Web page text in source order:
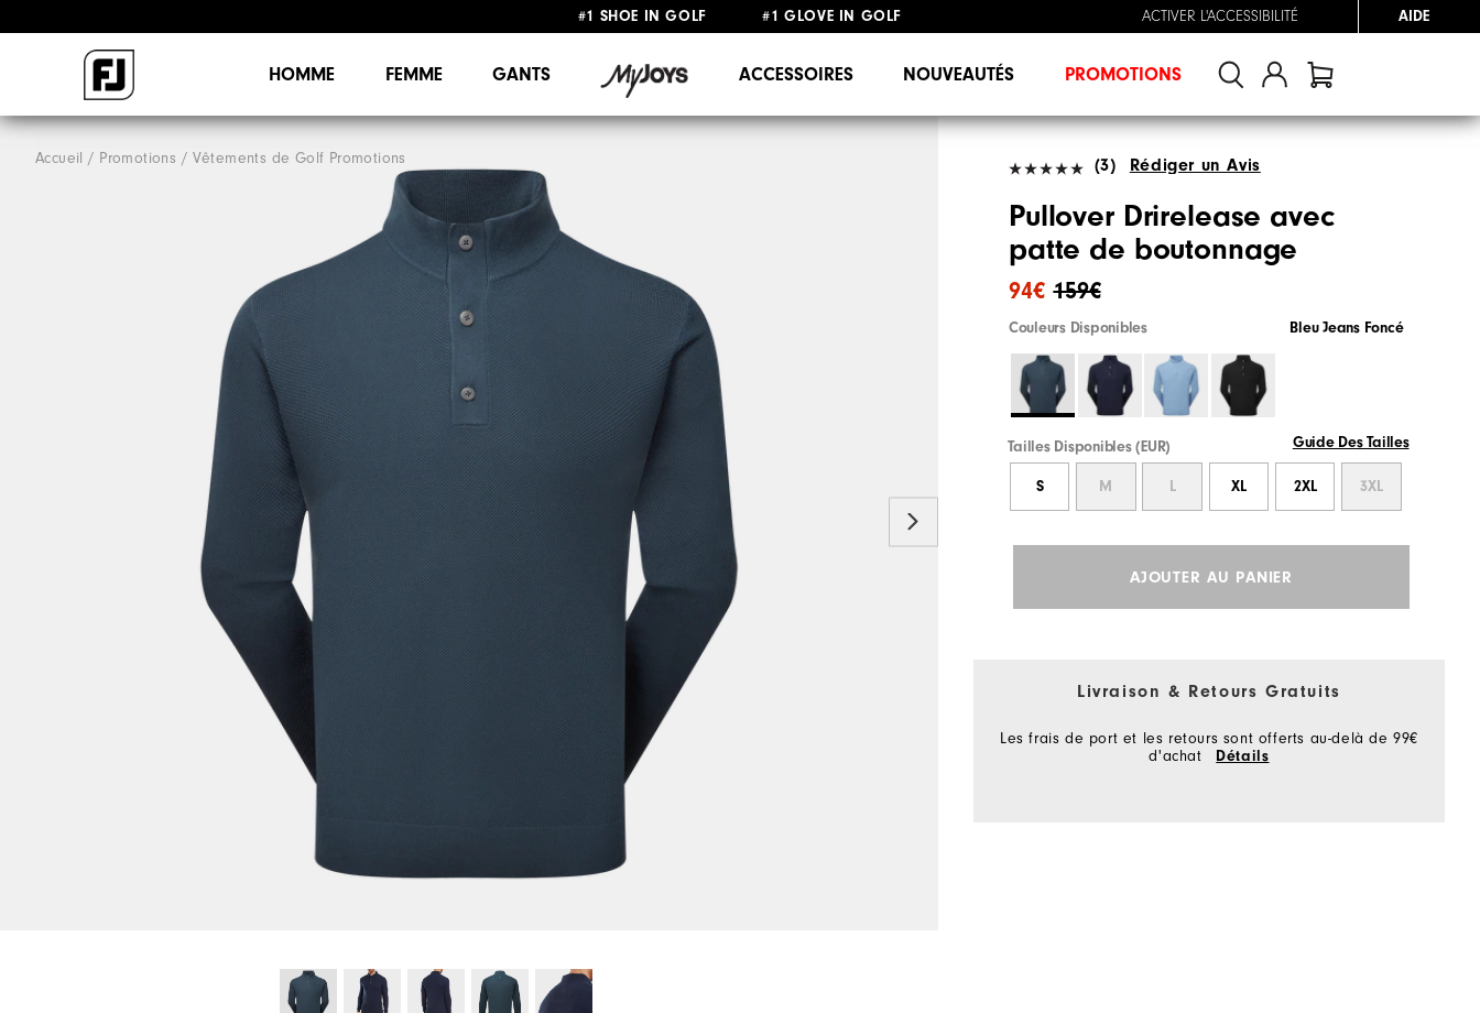
#1 SHOE IN GOLF #1 GLOVE IN GOLF
ACTIVER L'ACCESSIBILITÉ AIDE
HOMME FEMME GANTS ACCESSOIRES NOUVEAUTÉS PROMOTIONS
Accueil Promotions Vêtements de Golf Promotions (3) Rédiger un Avis
Pullover Drirelease avec
patte de boutonnage
159€
94€
Couleurs Disponibles Bleu Jeans Foncé
Tailles Disponibles (EUR) Guide Des Tailles
S M L XL 2XL 3XL
AJOUTER AU PANIER
Livraison & Retours Gratuits
Les frais de port et les retours sont offerts au-delà de 99€
d'achat
Détails